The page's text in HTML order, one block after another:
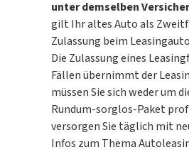
unter demselben
gilt Ihr altes Auto als
Zulassung beim
Die Zulassung eines
Fällen übernimmt der
müssen Sie sich weder um
Rundum-sorglos-Paket
versorgen Sie täglich mit
Infos zum Thema